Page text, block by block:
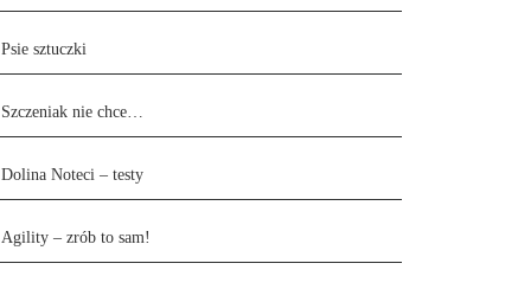
Psie sztuczki
Szczeniak nie chce…
Dolina Noteci – testy
Agility – zrób to sam!